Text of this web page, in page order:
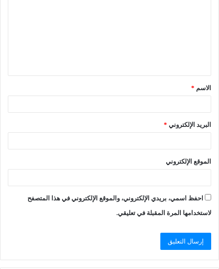
الاسم *
البريد الإلكتروني *
الموقع الإلكتروني
احفظ اسمي، بريدي الإلكتروني، والموقع الإلكتروني في هذا المتصفح
لاستخدامها المرة المقبلة في تعليقي.